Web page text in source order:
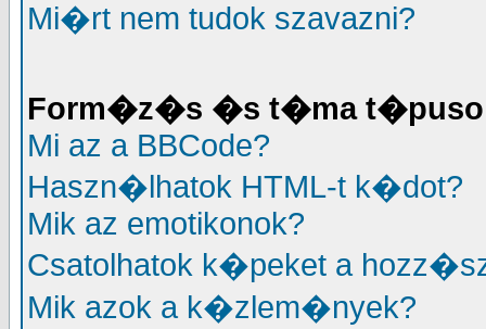
Mi�rt nem tudok szavazni?
Form�z�s �s t�ma
Mi az a BBCode?
Haszn�lhatok HTML-t k�dot?
Mik az emotikonok?
Csatolhatok k�peket a
Mik azok a k�zlem�nyek?